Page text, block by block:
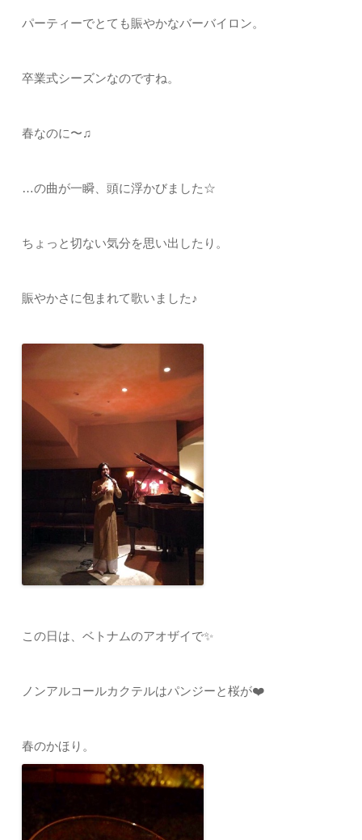
パーティーでとても賑やかなバーバイロン。
卒業式シーズンなのですね。
春なのに〜♫
…の曲が一瞬、頭に浮かびました☆
ちょっと切ない気分を思い出したり。
賑やかさに包まれて歌いました♪
この日は、ベトナムのアオザイで✨
ノンアルコールカクテルはパンジーと桜が❤️
春のかほり。